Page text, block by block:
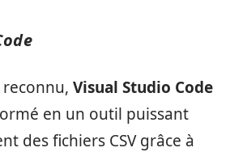
Visual Studio Code
en un outil puissant
des fichiers CSV grâce à